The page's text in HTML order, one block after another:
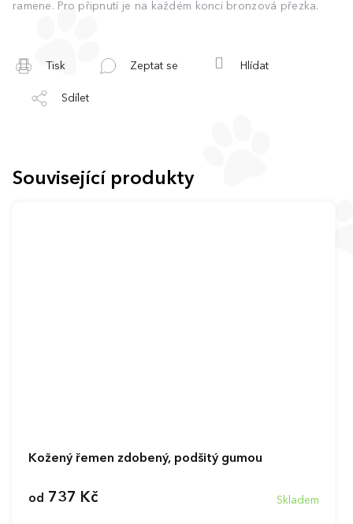
ramene. Pro připnutí je na každém konci bronzová přezka.
Tisk Zeptat se Hlídat
Sdílet
Související produkty
Kožený řemen zdobený, podšitý gumou
Skladem
od 737 Kč